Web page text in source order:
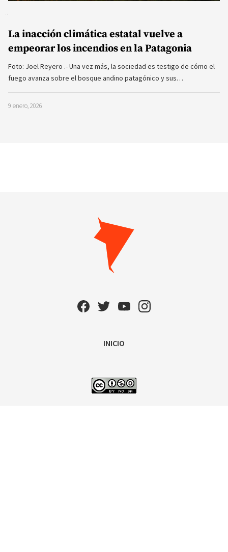
La inacción climática estatal vuelve a
empeorar los incendios en la Patagonia
Foto: Joel Reyero .- Una vez más, la sociedad es testigo de cómo el
fuego avanza sobre el bosque andino patagónico y sus…
9 enero, 2026
INICIO